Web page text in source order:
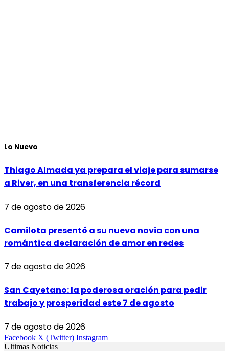
Lo Nuevo
Thiago Almada ya prepara el viaje para sumarse
a River, en una transferencia récord
7 de agosto de 2026
Camilota presentó a su nueva novia con una
romántica declaración de amor en redes
7 de agosto de 2026
San Cayetano: la poderosa oración para pedir
trabajo y prosperidad este 7 de agosto
7 de agosto de 2026
Facebook X (Twitter) Instagram
Ultimas Noticias